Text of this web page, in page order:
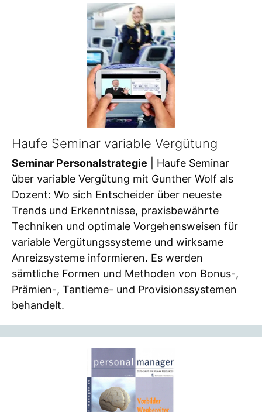
Haufe Seminar variable Vergütung
Seminar Personalstrategie | Haufe Seminar
über variable Vergütung mit Gunther Wolf als
Dozent: Wo sich Entscheider über neueste
Trends und Erkenntnisse, praxisbewährte
Techniken und optimale Vorgehensweisen für
variable Vergütungssysteme und wirksame
Anreizsysteme informieren. Es werden
sämtliche Formen und Methoden von Bonus-,
Prämien-, Tantieme- und Provisionssystemen
behandelt.